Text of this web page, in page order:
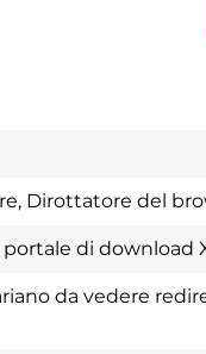
Dirottatore del
di download
da vedere